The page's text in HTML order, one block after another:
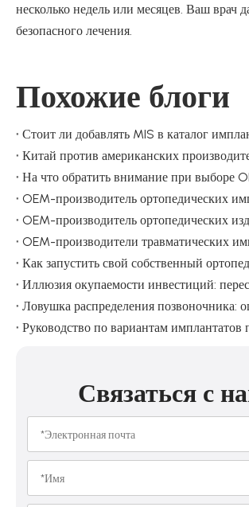
несколько недель или месяцев. Ваш врач
безопасного лечения.
Похожие блоги
Связаться с